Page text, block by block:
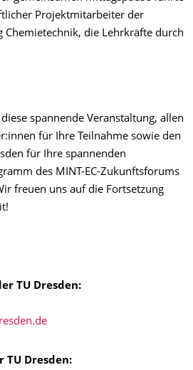
Projektmitarbeiter der
Chemietechnik, die Lehrkräfte durch
spannende Veranstaltung, allen
für Ihre Teilnahme sowie den
für Ihre spannenden
des MINT-EC-Zukunftsforums
freuen uns auf die Fortsetzung
TU Dresden:
TU Dresden: